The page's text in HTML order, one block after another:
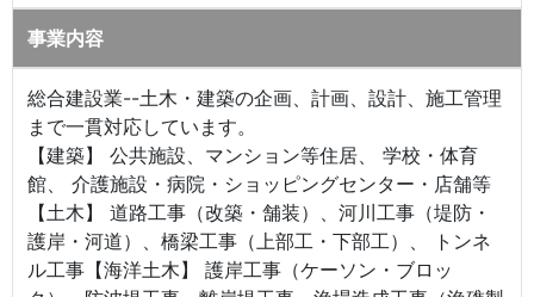
事業内容
総合建設業--土木・建築の企画、計画、設計、施工管理
まで一貫対応しています。
【建築】 公共施設、マンション等住居、 学校・体育
館、 介護施設・病院・ショッピングセンター・店舗等
【土木】 道路工事（改築・舗装）、河川工事（堤防・
護岸・河道）、橋梁工事（上部工・下部工）、 トンネ
ル工事【海洋土木】 護岸工事（ケーソン・ブロッ